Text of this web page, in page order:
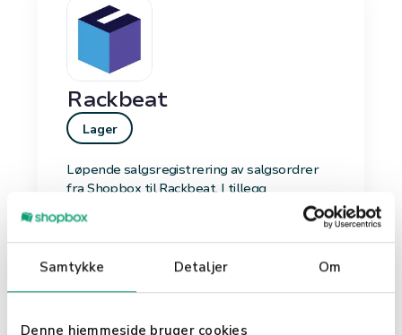
Samtykke Detaljer Om
Denne hjemmeside bruger cookies
Rackbeat
Lager
Løpende salgsregistrering av salgsordrer
fra Shopbox til Rackbeat. I tillegg
muligheten til å opprette og redigere varer
på tvers.